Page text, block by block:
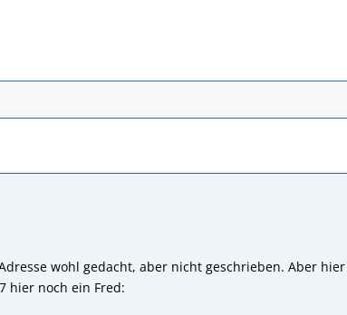
wohl gedacht, aber nicht geschrieben. Aber
hier noch ein Fred: